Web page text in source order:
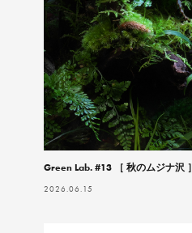
Green Lab. #13 ［ 秋のムジナ沢 ］
2026.06.15